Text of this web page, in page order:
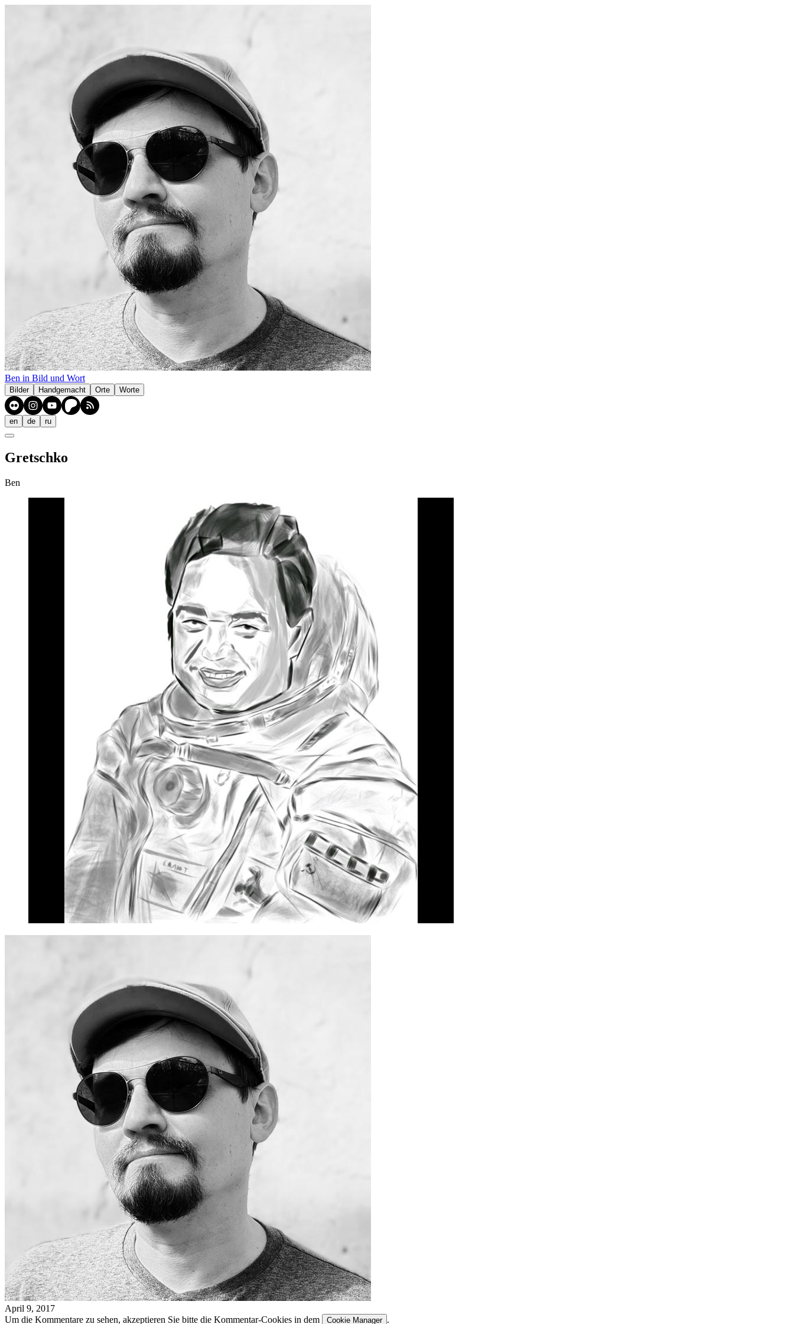
Ben in Bild und Wort
Bilder Handgemacht Orte Worte
en de ru
Gretschko
Ben
April 9, 2017
Um die Kommentare zu sehen, akzeptieren Sie bitte die Kommentar-Cookies in dem
Cookie Manager .